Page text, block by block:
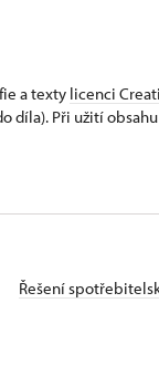
a texty licenci
díla). Při užití
Řešení